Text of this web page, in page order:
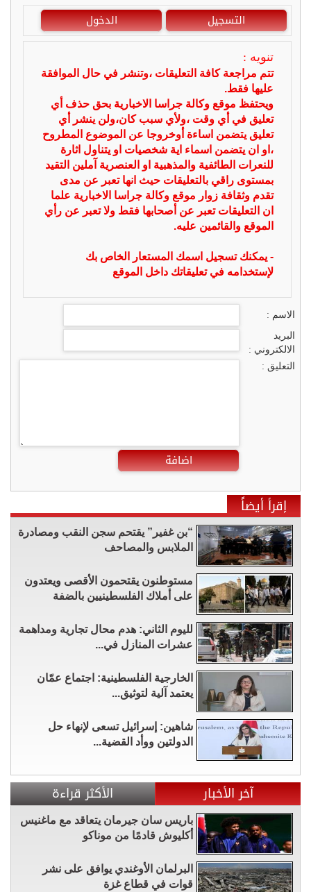
التسجيل الدخول
تنويه :
تتم مراجعة كافة التعليقات ،وتنشر في حال الموافقة
عليها فقط.
ويحتفظ موقع وكالة جراسا الاخبارية بحق حذف أي
تعليق في أي وقت ،ولأي سبب كان،ولن ينشر أي
تعليق يتضمن اساءة أوخروجا عن الموضوع المطروح
،او ان يتضمن اسماء اية شخصيات او يتناول اثارة
للنعرات الطائفية والمذهبية او العنصرية آملين التقيد
بمستوى راقي بالتعليقات حيث انها تعبر عن مدى
تقدم وثقافة زوار موقع وكالة جراسا الاخبارية علما
ان التعليقات تعبر عن أصحابها فقط ولا تعبر عن رأي
الموقع والقائمين عليه.
- يمكنك تسجيل اسمك المستعار الخاص بك
لإستخدامه في تعليقاتك داخل الموقع
الاسم :
البريد
الالكتروني :
التعليق :
اضافة
إقرأ أيضاً
“بن غفير” يقتحم سجن النقب ومصادرة
الملابس والمصاحف
مستوطنون يقتحمون الأقصى ويعتدون
على أملاك الفلسطينيين بالضفة
لليوم الثاني: هدم محال تجارية ومداهمة
عشرات المنازل في...
الخارجية الفلسطينية: اجتماع عمّان
يعتمد آلية لتوثيق...
شاهين: إسرائيل تسعى لإنهاء حل
الدولتين ووأد القضية...
آخر الأخبار الأكثر قراءة
باريس سان جيرمان يتعاقد مع ماغنيس
أكليوش قادمًا من موناكو
البرلمان الأوغندي يوافق على نشر
قوات في قطاع غزة